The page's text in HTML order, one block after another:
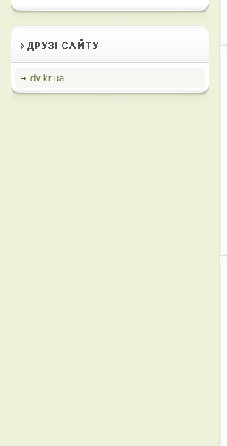
dv.kr.ua